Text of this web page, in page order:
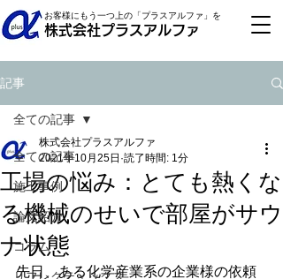
お客様にもう一つ上の「プラスアルファ」を
株式会社プラスアルファ
記事
全ての記事
施工事例
論文紹介
コラム
全ての記事
工場の悩み：とても熱くな
る機械のせいで部屋がサウ
ナ状態
株式会社プラスアルファ
2021年10月25日 読了時間: 1分
先日、ある化学産業系の企業様の依頼